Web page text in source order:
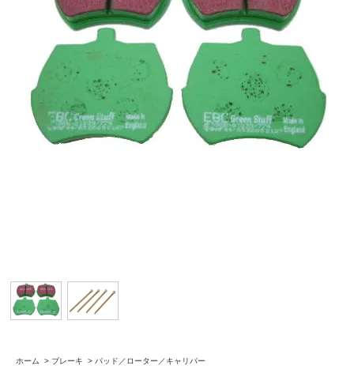
ホーム > ブレーキ > パッド／ローター／キャリパー